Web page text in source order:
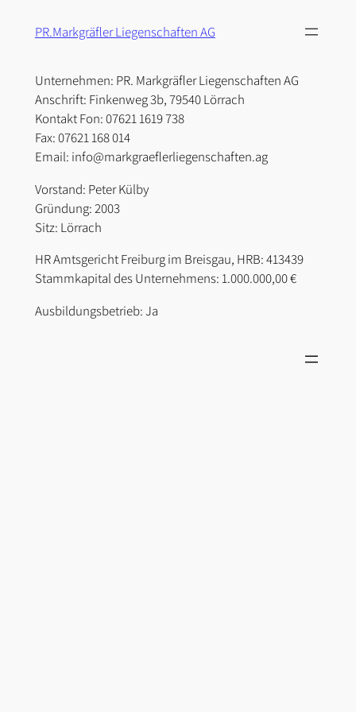
InhaltPR.Markgräfler Liegenschaften AG
Unternehmen: PR. Markgräfler Liegenschaften AG
Anschrift: Finkenweg 3b, 79540 Lörrach
Kontakt Fon: 07621 1619 738
Fax: 07621 168 014
Email: info@markgraeflerliegenschaften.ag
Vorstand: Peter Külby
Gründung: 2003
Sitz: Lörrach
HR Amtsgericht Freiburg im Breisgau, HRB: 413439
Stammkapital des Unternehmens: 1.000.000,00 €
Ausbildungsbetrieb: Ja